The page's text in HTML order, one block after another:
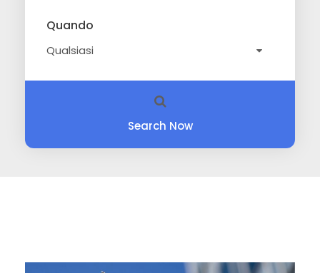
Quando
Search Now